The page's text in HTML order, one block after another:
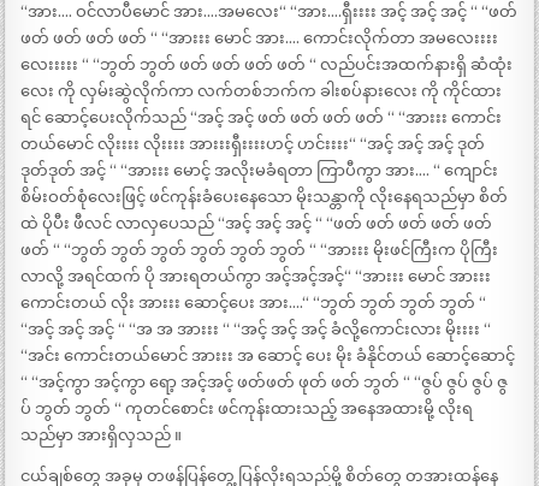
“အား…. ဝင်လာပီမောင် အား….အမလေး“ “အား….ရှီးးးး အင့် အင့် အင့် “ “ဖတ်
ဖတ် ဖတ် ဖတ် ဖတ် “ “အားးး မောင် အား…. ကောင်းလိုက်တာ အမလေးးးး
လေးးးးး “ “ဘွတ် ဘွတ် ဖတ် ဖတ် ဖတ် ဖတ် “ လည်ပင်းအထက်နားရှိ ဆံထုံး
လေး ကို လှမ်းဆွဲလိုက်ကာ လက်တစ်ဘက်က ခါးစပ်နားလေး ကို ကိုင်ထား
ရင် ဆောင့်ပေးလိုက်သည် “အင့် အင့် ဖတ် ဖတ် ဖတ် ဖတ် “ “အားးး ကောင်း
တယ်မောင် လိုးးးး လိုးးးး အားးးရှီးးးးဟင့် ဟင်းးးး“ “အင့် အင့် အင့် ဒုတ်
ဒုတ်ဒုတ် အင့် “ “အားးး မောင့် အလိုးမခံရတာ ကြာပီကွာ အား…. “ ကျောင်း
စိမ်းဝတ်စုံလေးဖြင့် ဖင်ကုန်းခံပေးနေသော မိုးသန္တာကို လိုးနေရသည်မှာ စိတ်
ထဲ ပိုပီး ဖီလင် လာလှပေသည် “အင့် အင့် အင့် “ “ဖတ် ဖတ် ဖတ် ဖတ် ဖတ်
ဖတ် “ “ဘွတ် ဘွတ် ဘွတ် ဘွတ် ဘွတ် ဘွတ် “ “အားးး မိုးဖင်ကြီးက ပိုကြီး
လာလို့ အရင်ထက် ပို အားရတယ်ကွာ အင့်အင့်အင့်“ “အားးး မောင် အားးး
ကောင်းတယ် လိုး အားးး ဆောင့်ပေး အား….“ “ဘွတ် ဘွတ် ဘွတ် ဘွတ် “
“အင့် အင့် အင့် “ “အ အ အားးး “ “အင့် အင့် အင့် ခံလို့ကောင်းလား မိုးးးး “
“အင်း ကောင်းတယ်မောင် အားးး အ ဆောင့် ပေး မိုး ခံနိုင်တယ် ဆောင့်ဆောင့်
“ “အင့်ကွာ အင့်ကွာ ရော့ အင့်အင့် ဖတ်ဖတ် ဖုတ် ဖတ် ဘွတ် “ “ဇွပ် ဇွပ် ဇွပ် ဇွ
ပ် ဘွတ် ဘွတ် “ ကုတင်စောင်း ဖင်ကုန်းထားသည့် အနေအထားမို့ လိုးရ
သည်မှာ အားရှိလှသည် ။
ငယ်ချစ်တွေ အခုမှ တဖန်ပြန်တွေ့ ပြန်လိုးရသည်မို့ စိတ်တွေ တအားထန်နေ